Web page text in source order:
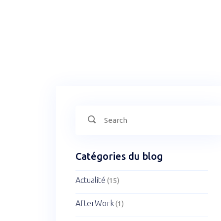
for:Search
Catégories du blog
Actualité (15)
AfterWork(1)